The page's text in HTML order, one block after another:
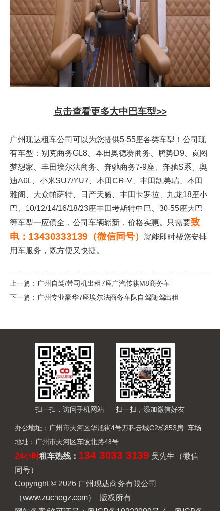
点击查看更多大中巴车型>>
广州现达租车公司可以为您提供5-55座各类车型！公司现
有车型：别克商务GL8、本田奥德赛商务、腾势D9、岚图
梦想家、丰田埃尔法商务、奔驰商务7-9座、奔驰S系、奥
迪A6L、小米SU7/YU7、本田CR-V、丰田凯美瑞、本田
雅阁、大众帕萨特、日产天籁、丰田卡罗拉、九龙18座小
巴、10/12/14/16/18/23座丰田考斯特中巴、30-55座大巴
等车型一应俱全，公司车辆崭新，价格实惠。只需要致
电：13430333139（微信同号）
就能即时帮您安排
用车服务，既方便又快捷。
上一篇： 广州自驾/带司机出租7座广汽传祺M8商务车
下一篇： 广州专业豪华7座埃尔法商务车队自驾随驾出租
扫一扫，访问手机网站 扫一扫，添加微信好友
办公地址：广州市天河区华旭街4号万科云城C2栋853房 车场
地址：广州市天河区车陂北路48号
24小时租车热线 ： 134 3033 3139 吴先生（微信
同号）
Copyright © 2026 广州现达商务有限公司
（www.zuchegz.com） 版权所有